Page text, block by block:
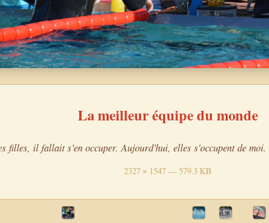
La meilleur équipe du monde
filles, il fallait s'en occuper. Aujourd'hui, elles s'occupent de moi.
2327 × 1547 — 579.3 KB